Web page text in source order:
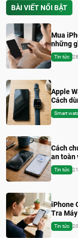
BÀI VIẾT NỔI BẬT
Mua
những
Tin tức
Apple
Cách
Smart
Cách
an toàn
Tin tức
iPhone
Tra
Tin tức